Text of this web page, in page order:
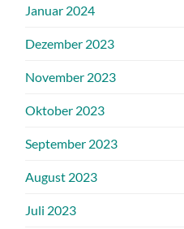
Januar 2024
Dezember 2023
November 2023
Oktober 2023
September 2023
August 2023
Juli 2023